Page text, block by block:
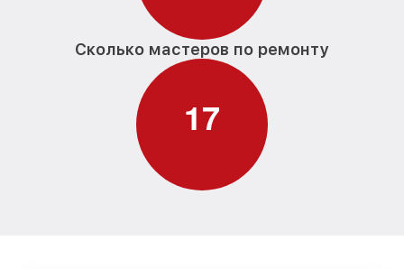
Сколько мастеров по ремонту
17